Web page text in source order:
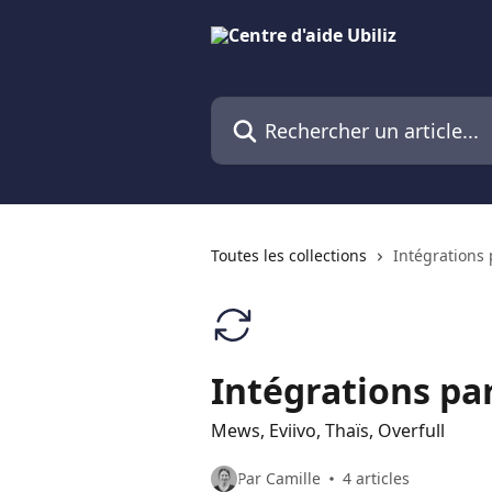
Rechercher un article...
Toutes les collections Intégrations
Intégrations
Mews, Eviivo, Thaïs, Overfull
Par Camille 4 articles